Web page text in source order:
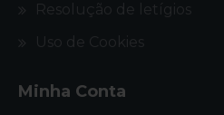
Resolução de letígios
Uso de Cookies
Minha Conta